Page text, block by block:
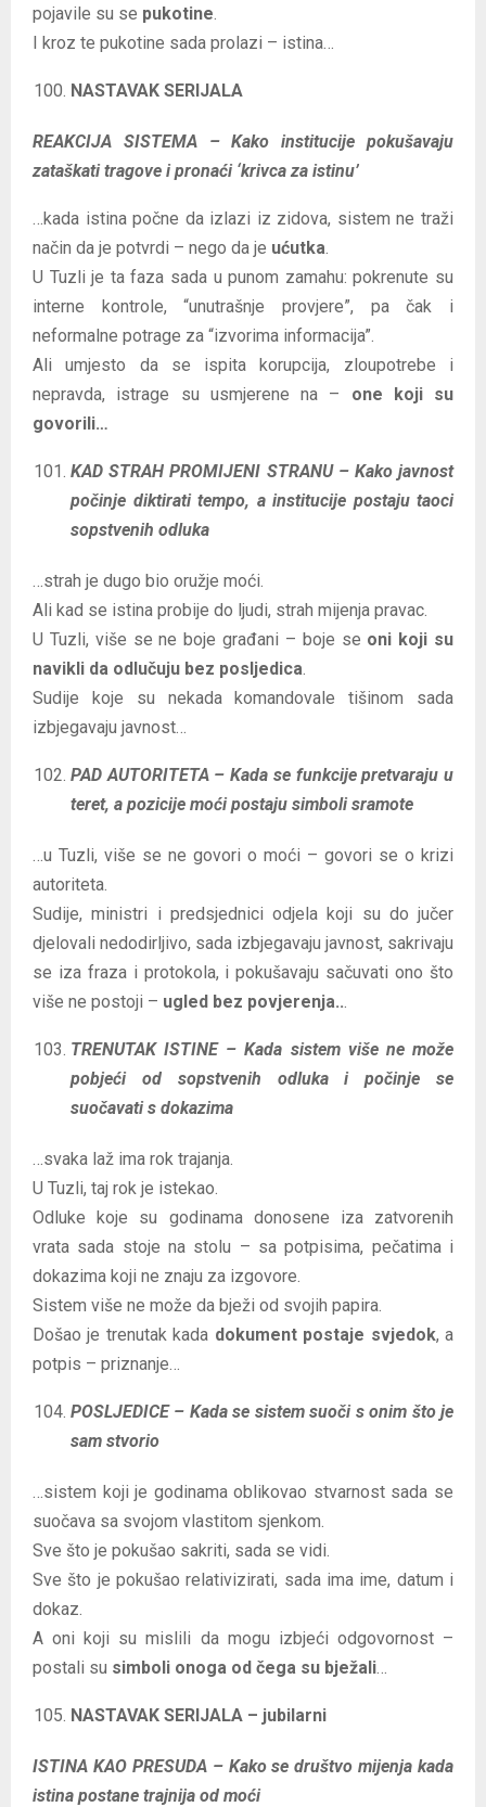
pojavile su se pukotine
I kroz te pukotine sada prolazi – istina…
NASTAVAK SERIJALA
REAKCIJA SISTEMA – Kako institucije pokušavaju
zataškati tragove i pronaći ‘krivca za istinu’
…kada istina počne da izlazi iz zidova, sistem ne traži
način da je potvrdi – nego da je ućutka
U Tuzli je ta faza sada u punom zamahu: pokrenute su
interne kontrole, “unutrašnje provjere”, pa čak i
neformalne potrage za “izvorima informacija”.
Ali umjesto da se ispita korupcija, zloupotrebe i
nepravda, istrage su usmjerene na – one koji su
govorili…
KAD STRAH PROMIJENI STRANU – Kako javnost
počinje diktirati tempo, a institucije postaju taoci
sopstvenih odluka
…strah je dugo bio oružje moći.
Ali kad se istina probije do ljudi, strah mijenja pravac.
U Tuzli, više se ne boje građani – boje se oni koji su
navikli da odlučuju bez posljedica
Sudije koje su nekada komandovale tišinom sada
izbjegavaju javnost…
PAD AUTORITETA – Kada se funkcije pretvaraju u
teret, a pozicije moći postaju simboli sramote
…u Tuzli, više se ne govori o moći – govori se o krizi
autoriteta.
Sudije, ministri i predsjednici odjela koji su do jučer
djelovali nedodirljivo, sada izbjegavaju javnost, sakrivaju
se iza fraza i protokola, i pokušavaju sačuvati ono što
više ne postoji – ugled bez povjerenja..
TRENUTAK ISTINE – Kada sistem više ne može
pobjeći od sopstvenih odluka i počinje se
suočavati s dokazima
…svaka laž ima rok trajanja.
U Tuzli, taj rok je istekao.
Odluke koje su godinama donosene iza zatvorenih
vrata sada stoje na stolu – sa potpisima, pečatima i
dokazima koji ne znaju za izgovore.
Sistem više ne može da bježi od svojih papira.
Došao je trenutak kada dokument postaje svjedok, a
potpis – priznanje…
POSLJEDICE – Kada se sistem suoči s onim što je
sam stvorio
…sistem koji je godinama oblikovao stvarnost sada se
suočava sa svojom vlastitom sjenkom.
Sve što je pokušao sakriti, sada se vidi.
Sve što je pokušao relativizirati, sada ima ime, datum i
dokaz.
A oni koji su mislili da mogu izbjeći odgovornost –
postali su simboli onoga od čega su bježali
NASTAVAK SERIJALA – jubilarni
ISTINA KAO PRESUDA – Kako se društvo mijenja kada
istina postane trajnija od moći